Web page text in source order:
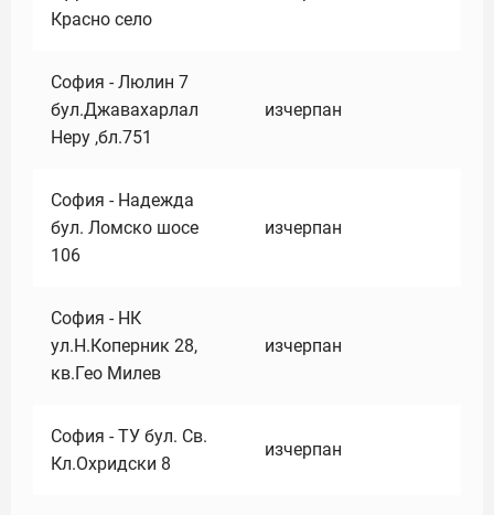
Красно село
София - Люлин 7
бул.Джавахарлал
Неру ,бл.751
изчерпан
София - Надежда
бул. Ломско шосе
106
изчерпан
София - НК
ул.Н.Коперник 28,
кв.Гео Милев
изчерпан
София - ТУ бул. Св.
Кл.Охридски 8
изчерпан